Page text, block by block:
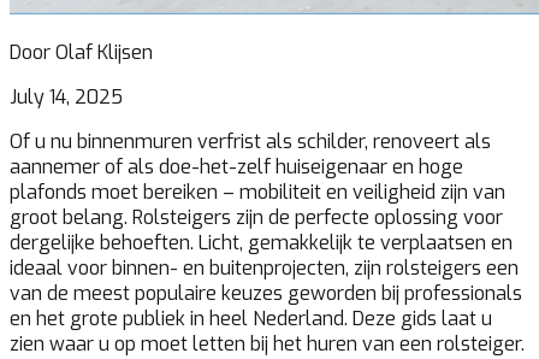
Door Olaf Klijsen
July 14, 2025
Of u nu binnenmuren verfrist als schilder, renoveert als
aannemer of als doe-het-zelf huiseigenaar en hoge
plafonds moet bereiken – mobiliteit en veiligheid zijn van
groot belang. Rolsteigers zijn de perfecte oplossing voor
dergelijke behoeften. Licht, gemakkelijk te verplaatsen en
ideaal voor binnen- en buitenprojecten, zijn rolsteigers een
van de meest populaire keuzes geworden bij professionals
en het grote publiek in heel Nederland. Deze gids laat u
zien waar u op moet letten bij het huren van een rolsteiger.